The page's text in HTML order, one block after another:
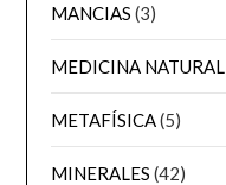
MANCIAS (3)
MEDICINA NATURAL
METAFÍSICA(5)
MINERALES (42)